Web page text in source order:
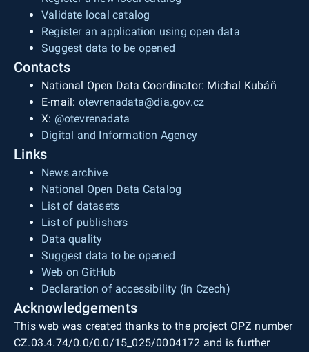
Validate local catalog
Register an application using open data
Suggest data to be opened
Contacts
National Open Data Coordinator: Michal Kubáň
E-mail: otevrenadata@dia.gov.cz
X: @otevrenadata
Digital and Information Agency
Links
News archive
National Open Data Catalog
List of datasets
List of publishers
Data quality
Suggest data to be opened
Web on GitHub
Declaration of accessibility (in Czech)
Acknowledgements
This web was created thanks to the project OPZ number
CZ.03.4.74/0.0/0.0/15_025/0004172 and is further